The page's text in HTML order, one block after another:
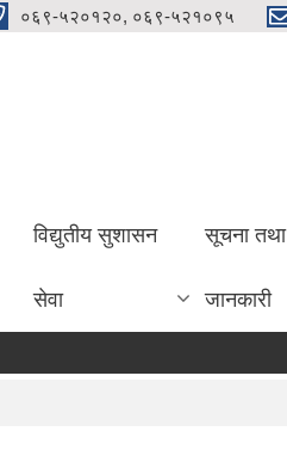
०६९-५२०१२०, ०६९-५२१०९५
विद्युतीय सुशासन
सेवा
सूचना तथा
जानकारी